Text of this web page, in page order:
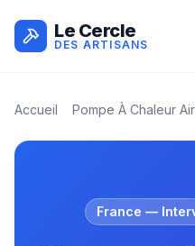
Le Cercle
DES ARTISANS
Accueil Pompe À Chaleur
France —